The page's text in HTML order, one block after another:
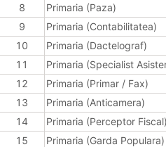
8
Primaria (Paza)
9
Primaria (Contabilitatea)
10
Primaria (Dactelograf)
11
Primaria (Specialist
12
Primaria (Primar / Fax)
13
Primaria (Anticamera)
14
Primaria (Perceptor
15
Primaria (Garda Populara)